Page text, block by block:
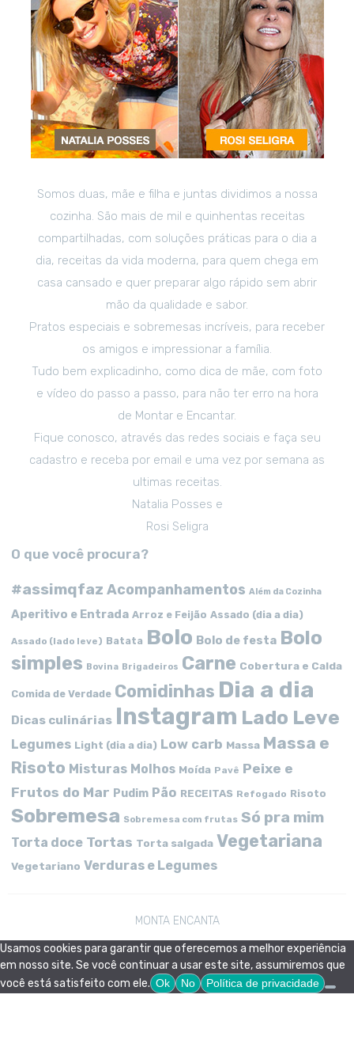
Somos duas, mãe e filha e juntas dividimos a nossa
cozinha. São mais de mil e quinhentas receitas
compartilhadas, com soluções práticas para o dia a
dia, receitas da vida moderna, para quem chega em
casa cansado e quer preparar algo rápido sem abrir
mão da qualidade e sabor.
Pratos especiais e sobremesas incríveis, para receber
os amigos e impressionar a família.
Tudo bem explicadinho, como dica de mãe, com foto
e vídeo do passo a passo, para não ter erro na hora
de Montar e Encantar.
Fique conosco, através das redes sociais e faça seu
cadastro e receba por email e uma vez por semana as
ultimas receitas.
Natalia Posses e
Rosi Seligra
O que você procura?
#assimqfaz Acompanhamentos Além da Cozinha
Aperitivo e Entrada Arroz e Feijão Assado (dia a dia)
Assado (lado leve) Batata Bolo Bolo de festa Bolo
simples Bovina Brigadeiros Carne Cobertura e Calda
Comida de Verdade Comidinhas Dia a dia
Dicas culinárias Instagram Lado Leve
Legumes Light (dia a dia) Low carb Massa Massa e
Risoto Misturas Molhos Moída Pavê Peixe e
Frutos do Mar Pudim Pão RECEITAS Refogado Risoto
Sobremesa Sobremesa com frutas Só pra mim
Torta doce Tortas Torta salgada Vegetariana
Vegetariano Verduras e Legumes
MONTA ENCANTA
Usamos cookies para garantir que oferecemos a melhor experiência
em nosso site. Se você continuar a usar este site, assumiremos que
você está satisfeito com ele. Ok No Política de privacidade